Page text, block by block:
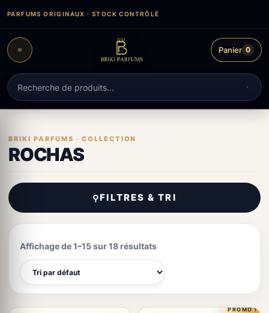
contenu
PARFUMS ORIGINAUX · STOCK CONTRÔLÉ
Recherche
de
produits
Panier 0
ROCHAS
⚲FILTRES & TRI
Affichage de 1–15 sur 18 résultats
PROMO !